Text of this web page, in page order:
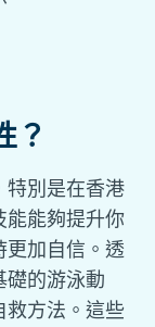
？
特別是在香港
能能夠提升你
更加自信。透
礎的游泳動
救方法。這些